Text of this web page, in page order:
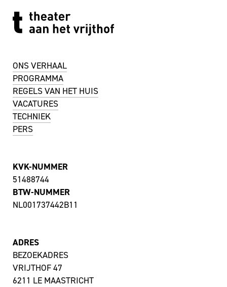
ONS VERHAAL
PROGRAMMA
REGELS VAN HET HUIS
VACATURES
TECHNIEK
PERS
KVK-NUMMER
51488744
BTW-NUMMER
NL001737442B11
ADRES
BEZOEKADRES
VRIJTHOF 47
6211 LE MAASTRICHT